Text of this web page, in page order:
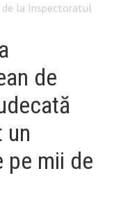
de la Inspectoratul
de
un
pe mii de